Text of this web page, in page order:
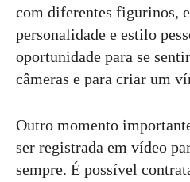
com diferentes figurinos,
personalidade e estilo
oportunidade para se
câmeras e para criar um
Outro momento
ser registrada em vídeo
sempre. É possível